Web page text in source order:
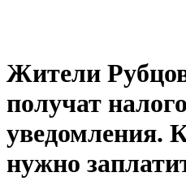
Жители
получат
уведомления.
нужно